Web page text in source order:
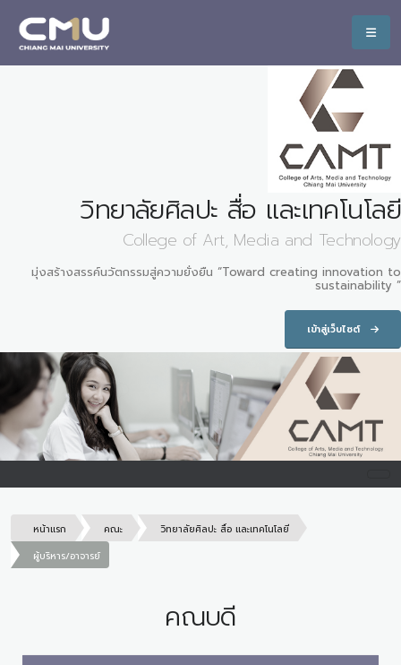
วิทยาลัยศิลปะ สื่อ และเทคโนโลยี
College of Art, Media and Technology
มุ่งสร้างสรรค์นวัตกรรมสู่ความยั่งยืน “Toward creating innovation to
sustainability ”
เข้าสู่เว็บไซต์
หน้าแรก คณะ
วิทยาลัยศิลปะ สื่อ และเทคโนโลยี
ผู้บริหาร/อาจารย์
คณบดี